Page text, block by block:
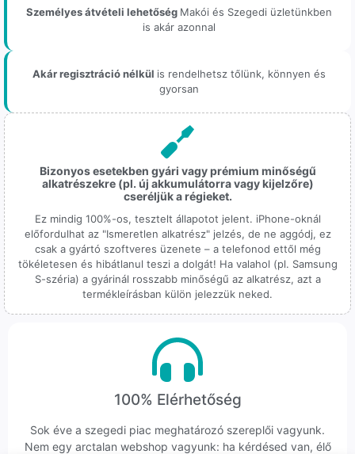
Személyes átvételi lehetőség Makói és Szegedi üzletünkben
is akár azonnal
Akár regisztráció nélkül is rendelhetsz tőlünk, könnyen és
gyorsan
Bizonyos esetekben gyári vagy prémium minőségű
alkatrészekre (pl. új akkumulátorra vagy kijelzőre)
cseréljük a régieket.
Ez mindig 100%-os, tesztelt állapotot jelent. iPhone-oknál
előfordulhat az "Ismeretlen alkatrész" jelzés, de ne aggódj, ez
csak a gyártó szoftveres üzenete – a telefonod ettől még
tökéletesen és hibátlanul teszi a dolgát! Ha valahol (pl. Samsung
S-széria) a gyárinál rosszabb minőségű az alkatrész, azt a
termékleírásban külön jelezzük neked.
100% Elérhetőség
Sok éve a szegedi piac meghatározó szereplői vagyunk.
Nem egy arctalan webshop vagyunk: ha kérdésed van, élő